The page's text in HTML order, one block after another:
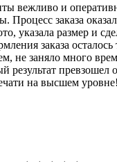
вежливо и
Процесс заказа
указала размер и
заказа осталось
не заняло много
результат
на высшем уровне!